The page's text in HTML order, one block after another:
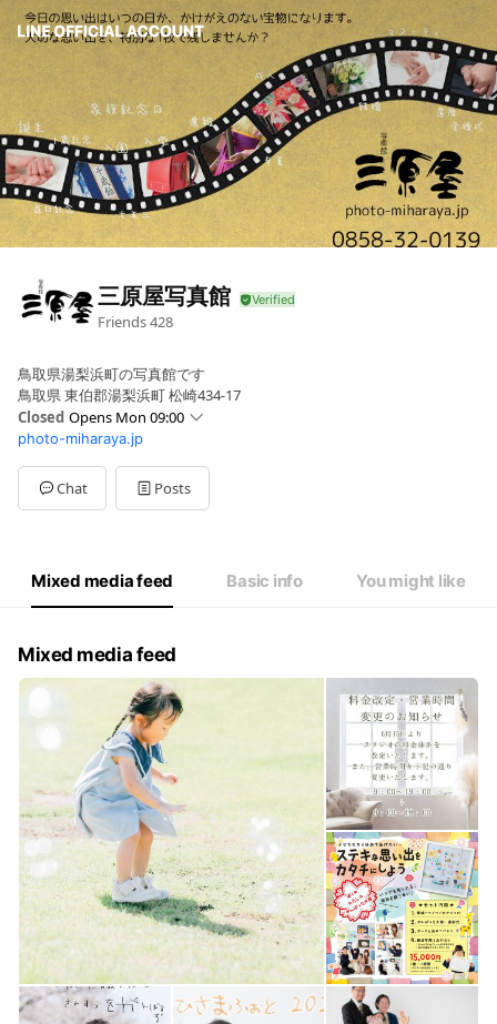
三原屋写真館
Friends428
鳥取県湯梨浜町の写真館です
鳥取県 東伯郡湯梨浜町 松崎434-17
Closed Opens Mon 09:00
Sun09:00 - 18:00
Mon09:00 - 18:00
Tue09:00 - 18:00
WedClosed
09:00 - 18:00
毎週木曜定休日、その他出張撮影時は留守の場合有。
photo-miharaya.jp
Chat Posts
Mixed media feed Basic info You might like
Mixed media feed